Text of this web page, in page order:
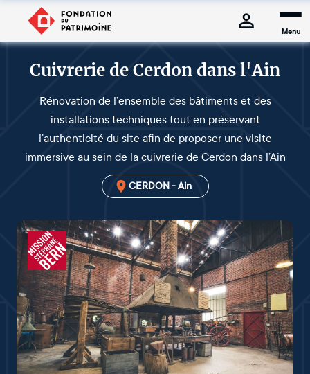
Menu
Cuivrerie de Cerdon dans l'Ain
Rénovation de l’ensemble des bâtiments et des
installations techniques tout en préservant
l’authenticité du site afin de proposer une visite
immersive au sein de la cuivrerie de Cerdon dans l’Ain
CERDON - Ain